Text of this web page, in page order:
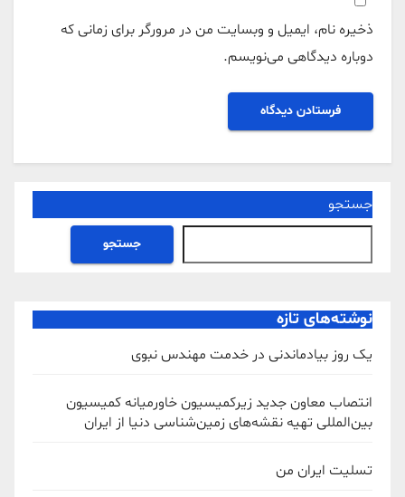
ذخیره نام، ایمیل و وبسایت من در مرورگر برای زمانی که
دوباره دیدگاهی می‌نویسم.
جستجو
جستجو
نوشته‌های تازه
یک روز بیادماندنی در خدمت مهندس نبوی
انتصاب معاون جدید زیرکمیسیون خاورمیانه کمیسیون
بین‌المللی تهیه نقشه‌های زمین‌شناسی دنیا از ایران
تسلیت ایران من